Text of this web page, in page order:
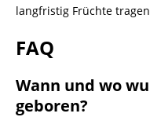
langfristig Früchte
FAQ
Wann und wo
geboren?